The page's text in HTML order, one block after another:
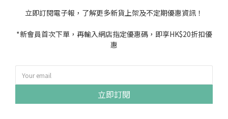
立即訂閱電子報，了解更多新貨上架及不定期優惠資訊！
*新會員首次下單，再輸入網店指定優惠碼，即享HK$20折扣優
惠
立即訂閱